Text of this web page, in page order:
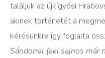
találjuk az újkígyósi
akinek történetét a
kérésünkre így foglalta
Sándorral (aki sajnos